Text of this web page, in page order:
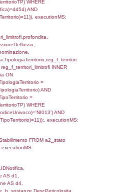
FROM
ON
=
=
AND
f_territori_limitrofi.Distanza,
FROM f_territori_limitrofi
ON